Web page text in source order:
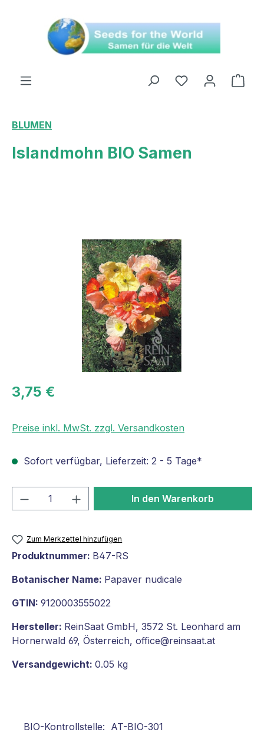
BLUMEN
Islandmohn BIO Samen
Bildergalerie überspringen
3,75 €
Preise inkl. MwSt. zzgl. Versandkosten
Sofort verfügbar, Lieferzeit: 2 - 5 Tage*
Produkt Anzahl: Gib denIn den Warenkorb
Zum Merkzettel hinzufügen
Produktnummer: B47-RS
Botanischer Name: Papaver nudicale
GTIN: 9120003555022
Hersteller: ReinSaat GmbH, 3572 St. Leonhard am
Hornerwald 69, Österreich, office@reinsaat.at
Versandgewicht: 0.05 kg
BIO-Kontrollstelle: AT-BIO-301